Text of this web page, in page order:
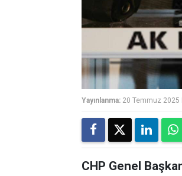
Yayınlanma: 20 Temmuz 2025
CHP Genel